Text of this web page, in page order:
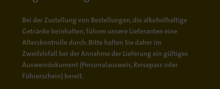
Bei der Zustellung von Bestellungen, die alkoholhaltige
Getränke beinhalten, führen unsere Lieferanten eine
Alterskontrolledurch. Bitte halten Sie daher im
Zweifelsfall bei der Annahme der Lieferung ein gültiges
Ausweisdokument(Personalausweis, Reisepass oder
Führerschein) bereit.